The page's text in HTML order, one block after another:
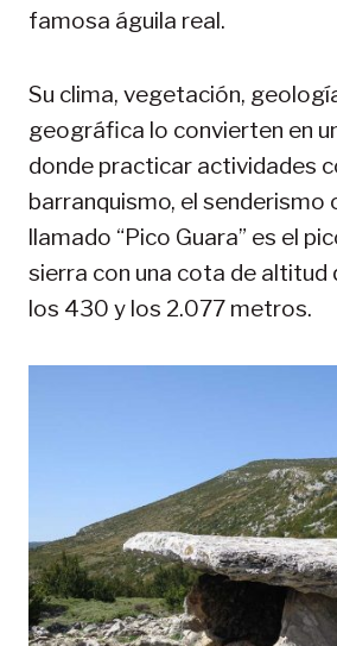
famosa águila real.
Su clima, vegetación,
geográfica lo convierten en
donde practicar actividades
barranquismo, el senderismo
llamado “Pico Guara” es el
sierra con una cota de altitud
los 430 y los 2.077 metros.